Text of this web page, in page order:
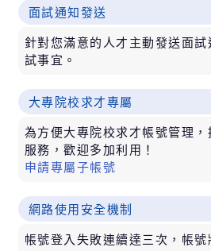
面試通知發送
針對您滿意的人才主動發送面
試事宜。
大專院校求才專屬
為方便大專院校求才帳號管理
服務，歡迎多加利用！
申請專屬子帳號
網路使用安全機制
帳號登入失敗連續達三次，帳